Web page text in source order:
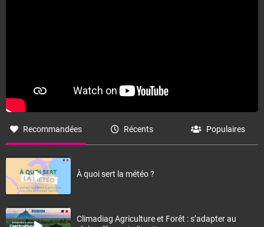
Recommandées Récents Populaires
À quoi sert la météo ?
Climadiag Agriculture et Forêt : s’adapter au